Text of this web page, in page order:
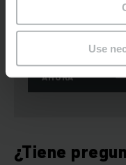
Use
boletín
SUSCRIBIRSE
AHORA
¿Tiene